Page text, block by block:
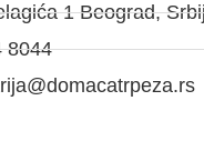
1 Beograd,
8044